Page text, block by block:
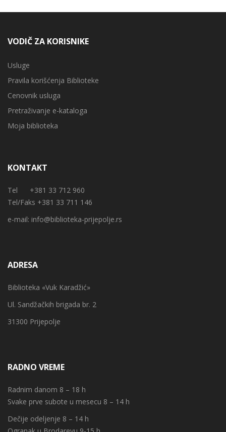
VODIČ ZA KORISNIKE
Usluge
Pravila korišćenja Biblioteke
Cenovnik usluga
Pretraživanje e-kataloga
Moja biblioteka
KONTAKT
Tel +381 33 712 960
Tel/Faks +381 33 711 146
e-mail: info@biblioteka-prijepolje.rs
ADRESA
Biblioteka «Vuk Karadžić»
Ul. Sandžačkih brigada br. 2
31300 Prijepolje
RADNO VREME
Radnim danom 8 – 18 h
Svake prve subote u mesecu 8 – 14 h
Dečije odeljenje 8 – 14 h